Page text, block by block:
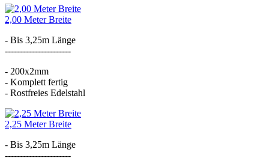
2,00 Meter Breite
- Bis 3,25m Länge
----------------------
- 200x2mm
- Komplett fertig
- Rostfreies Edelstahl
2,25 Meter Breite
- Bis 3,25m Länge
----------------------